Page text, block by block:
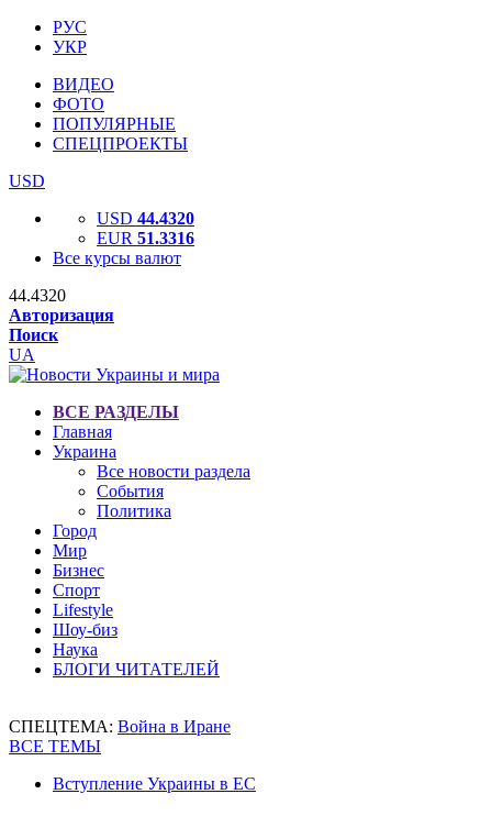
РУС
УКР
ВИДЕО
ФОТО
ПОПУЛЯРНЫЕ
СПЕЦПРОЕКТЫ
USD
USD 44.4320
EUR 51.3316
Все курсы валют
44.4320
Авторизация
Поиск
UA
ВСЕ РАЗДЕЛЫ
Главная
Украина
Все новости раздела
События
Политика
Город
Мир
Бизнес
Спорт
Lifestyle
Шоу-биз
Наука
БЛОГИ ЧИТАТЕЛЕЙ
СПЕЦТЕМА: Война в Иране
ВСЕ ТЕМЫ
Вступление Украины в ЕС